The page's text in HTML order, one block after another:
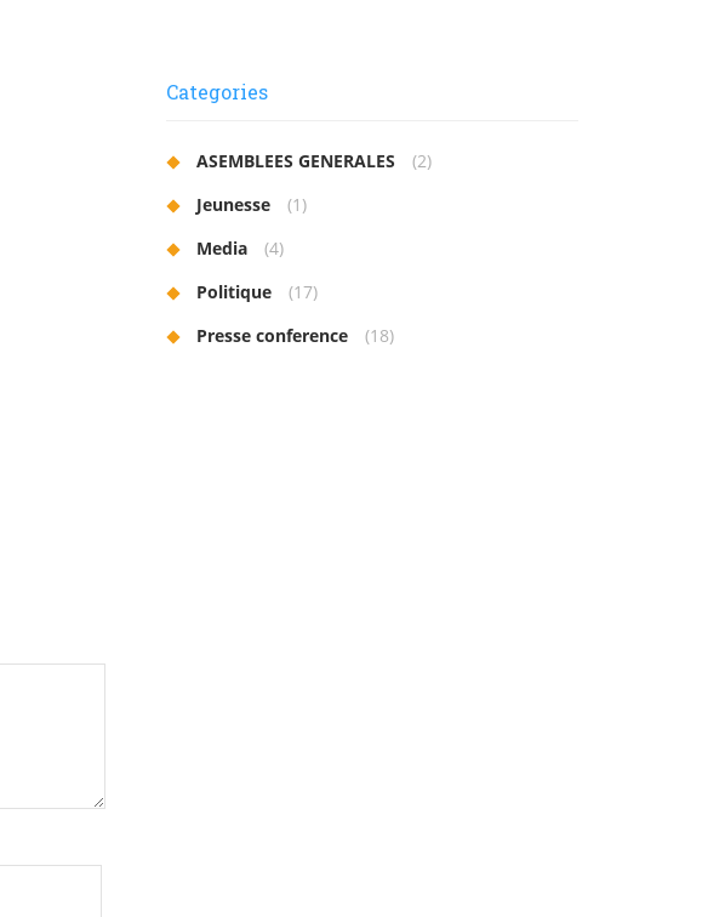
Categories
ASEMBLEES GENERALES
(2)
Jeunesse
(1)
Media
(4)
Politique
(17)
Presse conference
(18)